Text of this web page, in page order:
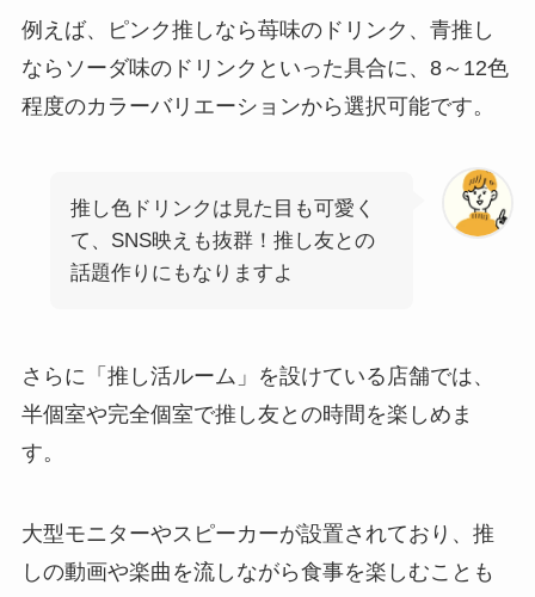
例えば、ピンク推しなら苺味のドリンク、青推し
ならソーダ味のドリンクといった具合に、8～12色
程度のカラーバリエーションから選択可能です。
推し色ドリンクは見た目も可愛く
て、SNS映えも抜群！推し友との
話題作りにもなりますよ
さらに「推し活ルーム」を設けている店舗では、
半個室や完全個室で推し友との時間を楽しめま
す。
大型モニターやスピーカーが設置されており、推
しの動画や楽曲を流しながら食事を楽しむことも